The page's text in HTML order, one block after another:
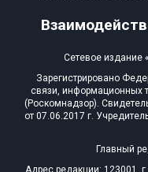
Сетевое издание
Зарегистрировано
связи, информационных
(Роскомнадзор).
от 07.06.2017 г.
Главный
Адрес редакции: 123001,